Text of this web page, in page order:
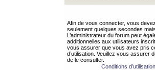
Afin de vous connecter, vous
seulement quelques secondes
L’administrateur du forum peut
additionnelles aux utilisateurs
vous assurer que vous avez pris
d’utilisation. Veuillez vous assurer
de le consulter.
Conditions d’utilisation